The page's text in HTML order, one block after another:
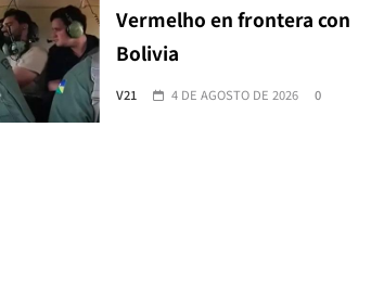
Vermelho en frontera con
Bolivia
V21 4 DE AGOSTO DE 2026 0